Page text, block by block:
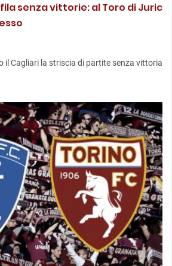
senza vittorie: al Toro di Juric
il Cagliari la striscia di partite senza vittoria